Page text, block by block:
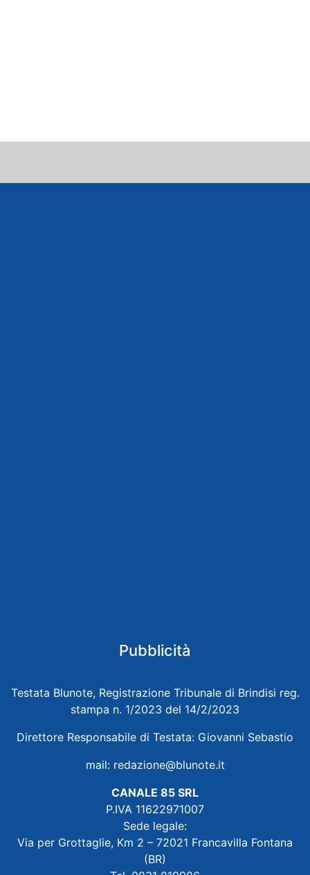
Pubblicità
Testata Blunote, Registrazione Tribunale di Brindisi reg.
stampa n. 1/2023 del 14/2/2023
Direttore Responsabile di Testata: Giovanni Sebastio
mail: redazione@blunote.it
CANALE 85 SRL
P.IVA 11622971007
Sede legale:
Via per Grottaglie, Km 2 – 72021 Francavilla Fontana
(BR)